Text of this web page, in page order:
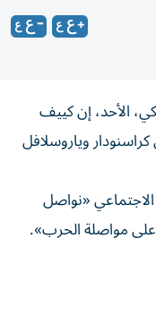
الأحد، ‌إن كييف
وياروسلافل
«نواصل
‌على ‌مواصلة ⁠الحرب».